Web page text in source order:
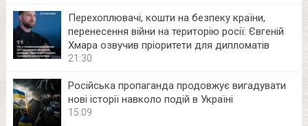
Перехоплювачі, кошти на безпеку країни,
перенесення війни на територію росії: Євгеній
Хмара озвучив пріоритети для дипломатів
21:30
Російська пропаганда продовжує вигадувати
нові історії навколо подій в Україні
15:09